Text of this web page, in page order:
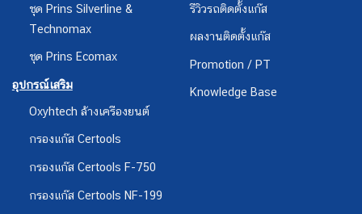
ชุด Prins Silverline &
Technomax
ชุด Prins Ecomax
อุปกรณ์เสริม
Oxyhtech ล้างเครืองยนต์
กรองแก๊ส Certools
กรองแก๊ส Certools F-750
กรองแก๊ส Certools NF-199
รีวิวรถติดตั้งแก๊ส
ผลงานติดตั้งแก๊ส
Promotion / PT
Knowledge Base